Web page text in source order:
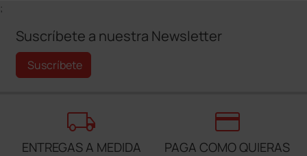
;
Suscríbete a nuestra Newsletter
Suscríbete
local_shipping
ENTREGAS A MEDIDA
credit_card
PAGA COMO QUIERAS